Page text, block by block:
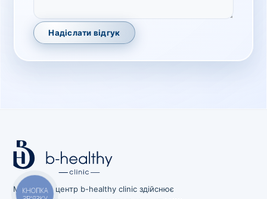
Надіслати відгук
Медичний центр b-healthy clinic здійснює
КНОПКА
ЗВ'ЯЗКУ